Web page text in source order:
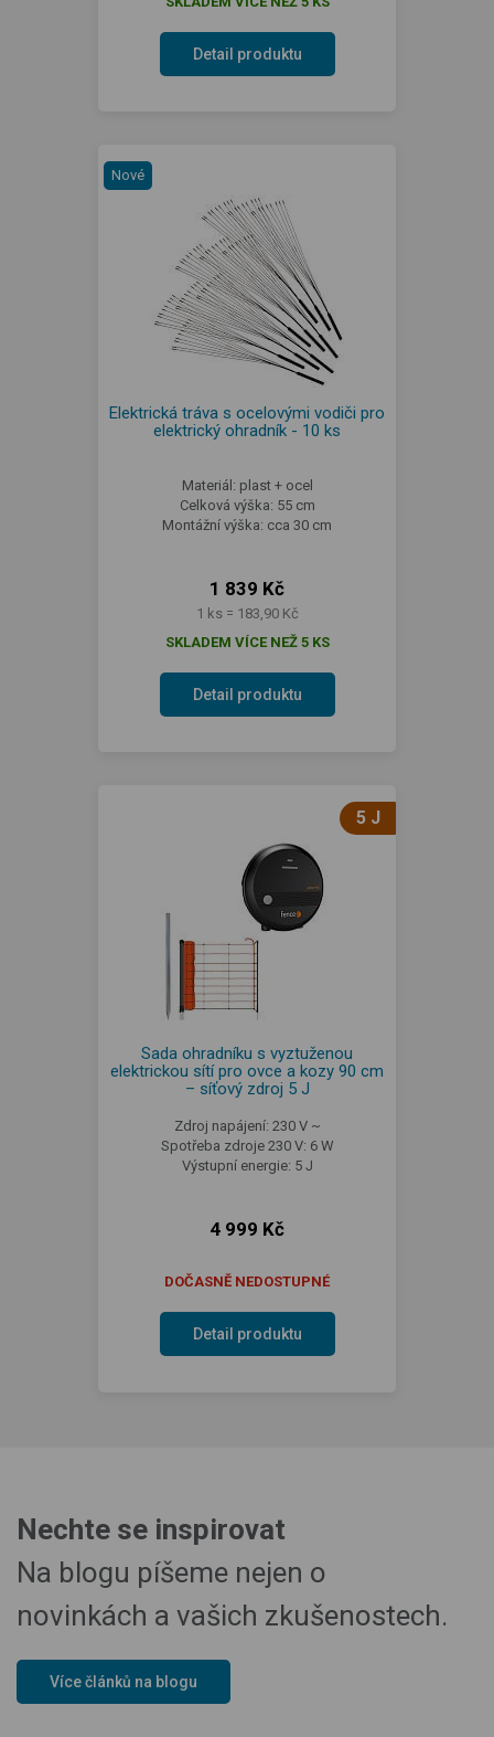
Detail produktu
Nové
Elektrická tráva s ocelovými vodiči pro
elektrický ohradník - 10 ks
Materiál: plast + ocel
Celková výška: 55 cm
Montážní výška: cca 30 cm
1 839 Kč
1 ks = 183,90 Kč
SKLADEM VÍCE NEŽ 5 KS
Detail produktu
5 J
Sada ohradníku s vyztuženou
elektrickou sítí pro ovce a kozy 90 cm
– síťový zdroj 5 J
Zdroj napájení: 230 V ~
Spotřeba zdroje 230 V: 6 W
Výstupní energie: 5 J
4 999 Kč
DOČASNĚ NEDOSTUPNÉ
Detail produktu
Nechte se inspirovat
Na blogu píšeme nejen o
novinkách a vašich zkušenostech.
Více článků na blogu